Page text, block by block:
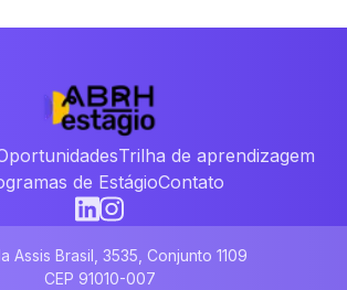
Trilha de aprendizagem
de EstágioContato
Assis Brasil, 3535, Conjunto 1109
CEP 91010-007